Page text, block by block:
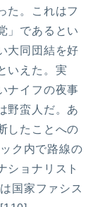
た。これはフ
」であるとい
大同団結を好
いえた。実
ナイフの夜事
野蛮人だ。あ
したことへの
ク内で路線の
ショナリスト
国家ファシス